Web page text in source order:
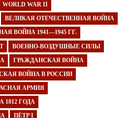
WORLD WAR II
ВЕЛИКАЯ ОТЕЧЕСТВЕННАЯ ВОЙНА
ВОЙНА 1941—1945 ГГ.
ВОЕННО-ВОЗДУШНЫЕ СИЛЫ
ГРАЖДАНСКАЯ ВОЙНА
ВОЙНА В РОССИИ
АРМИЯ
ГОДА
ПЁТР I